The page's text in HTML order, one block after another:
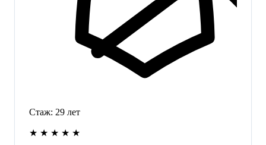
Стаж: 29 лет
★ ★ ★ ★ ★